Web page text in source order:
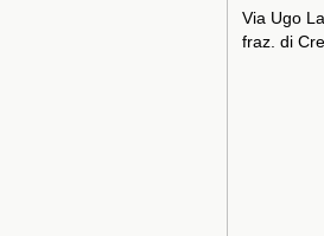
Via Ugo
fraz. di